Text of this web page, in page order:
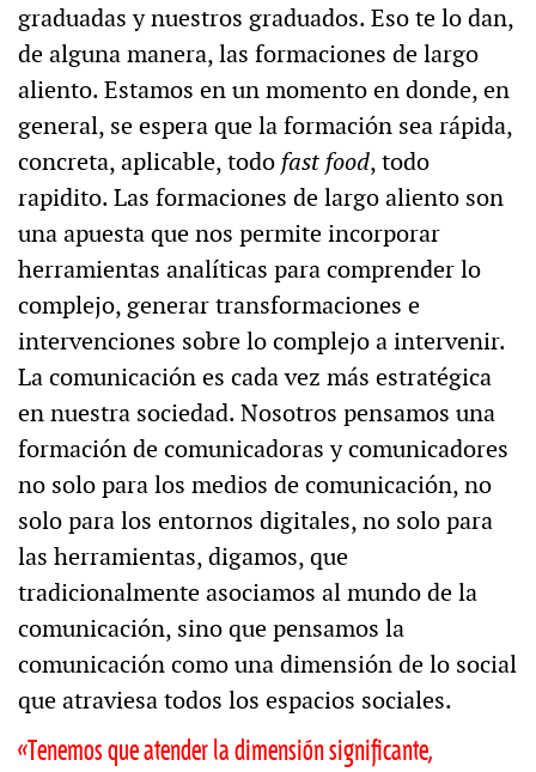
graduadas y nuestros graduados. Eso te lo dan,
de alguna manera, las formaciones de largo
aliento. Estamos en un momento en donde, en
general, se espera que la formación sea rápida,
concreta, aplicable, todo fast food, todo
rapidito. Las formaciones de largo aliento son
una apuesta que nos permite incorporar
herramientas analíticas para comprender lo
complejo, generar transformaciones e
intervenciones sobre lo complejo a intervenir.
La comunicación es cada vez más estratégica
en nuestra sociedad. Nosotros pensamos una
formación de comunicadoras y comunicadores
no solo para los medios de comunicación, no
solo para los entornos digitales, no solo para
las herramientas, digamos, que
tradicionalmente asociamos al mundo de la
comunicación, sino que pensamos la
comunicación como una dimensión de lo social
que atraviesa todos los espacios sociales.
«Tenemos que atender la dimensión significante,